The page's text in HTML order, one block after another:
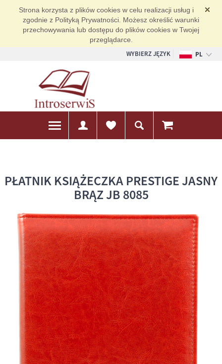
Strona korzysta z plików cookies w celu realizacji usług i
zgodnie z Polityką Prywatności. Możesz określić warunki
przechowywania lub dostępu do plików cookies w Twojej
przeglądarce.
WYBIERZ JĘZYK
PL
PŁATNIK KSIĄŻECZKA PRESTIGE JASNY
BRĄZ JB 8085